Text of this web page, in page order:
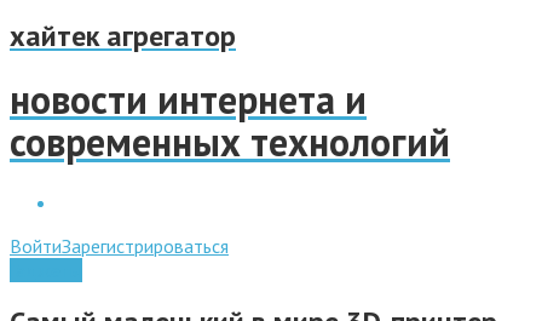
хайтек агрегатор
новости интернета и
современных технологий
ВойтиЗарегистрироваться